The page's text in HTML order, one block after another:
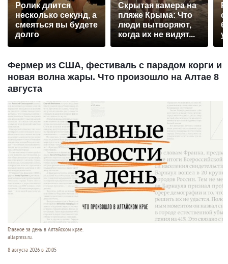
Ролик длится
несколько секунд, а
смеяться вы будете
долго
Скрытая камера на
пляже Крыма: Что
люди вытворяют,
когда их не видят...
Фермер из США, фестиваль с парадом корги и
новая волна жары. Что произошло на Алтае 8
августа
Главное за день в Алтайском крае.
altapress.ru.
8 августа 2026 в 20:05